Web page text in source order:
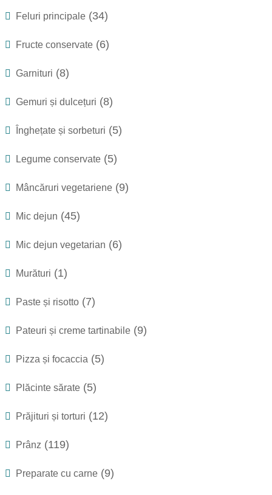
Feluri principale (34)
Fructe conservate (6)
Garnituri (8)
Gemuri și dulcețuri (8)
Înghețate și sorbeturi (5)
Legume conservate (5)
Mâncăruri vegetariene (9)
Mic dejun (45)
Mic dejun vegetarian (6)
Murături (1)
Paste și risotto (7)
Pateuri și creme tartinabile (9)
Pizza și focaccia (5)
Plăcinte sărate (5)
Prăjituri și torturi (12)
Prânz (119)
Preparate cu carne (9)